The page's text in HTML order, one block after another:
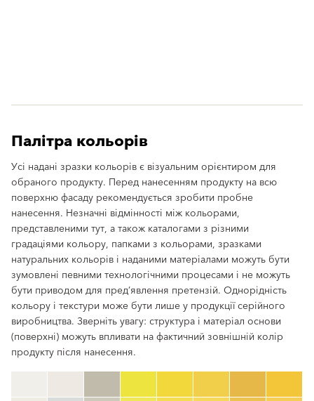
Палітра кольорів
Усі надані зразки кольорів є візуальним орієнтиром для
обраного продукту. Перед нанесенням продукту на всю
поверхню фасаду рекомендується зробити пробне
нанесення. Незначні відмінності між кольорами,
представленими тут, а також каталогами з різними
градаціями кольору, папками з кольорами, зразками
натуральних кольорів і наданими матеріалами можуть бути
зумовлені певними технологічними процесами і не можуть
бути приводом для пред’явлення претензій. Однорідність
кольору і текстури може бути лише у продукції серійного
виробництва. Зверніть увагу: структура і матеріал основи
(поверхні) можуть впливати на фактичний зовнішній колір
продукту після нанесення.